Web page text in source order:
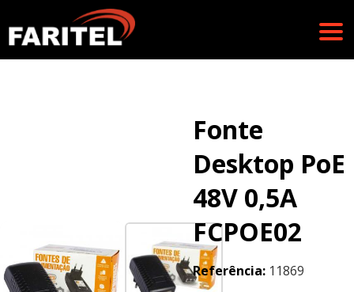
Fonte
Desktop PoE
48V 0,5A
FCPOE02
Referência: 11869